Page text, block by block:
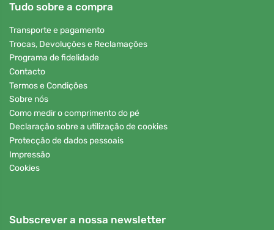
Tudo sobre a compra
Transporte e pagamento
Trocas, Devoluções e Reclamações
Programa de fidelidade
Contacto
Termos e Condições
Sobre nós
Como medir o comprimento do pé
Declaração sobre a utilização de cookies
Protecção de dados pessoais
Impressão
Cookies
Subscrever a nossa newsletter